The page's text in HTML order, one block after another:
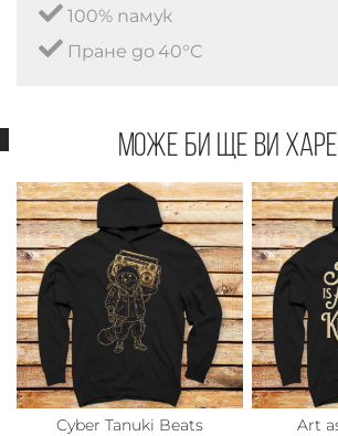
100% памук
Пране до 40°C
Може би ще ви
Cyber Tanuki Beats Art